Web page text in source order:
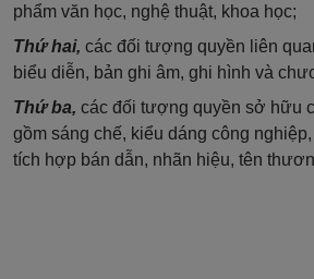
phẩm văn học, nghệ thuật, khoa học;
Thứ hai, các đối tượng quyền liên
biểu diễn, bản ghi âm, ghi hình và
Thứ ba, các đối tượng quyền sở hữu
gồm sáng chế, kiểu dáng công
tích hợp bán dẫn, nhãn hiệu, tên